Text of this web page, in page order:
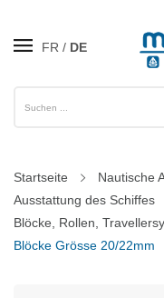
FR DE
Startseite
Nautische
Ausstattung des Schiffes
Blöcke, Rollen,
Blöcke Grösse 20/22mm